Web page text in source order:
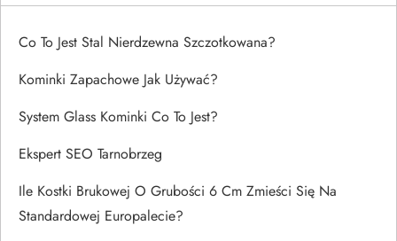
Co To Jest Stal Nierdzewna Szczotkowana?
Kominki Zapachowe Jak Używać?
System Glass Kominki Co To Jest?
Ekspert SEO Tarnobrzeg
Ile Kostki Brukowej O Grubości 6 Cm Zmieści Się Na
Standardowej Europalecie?